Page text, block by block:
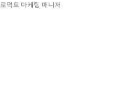
덕트 마케팅 매니저